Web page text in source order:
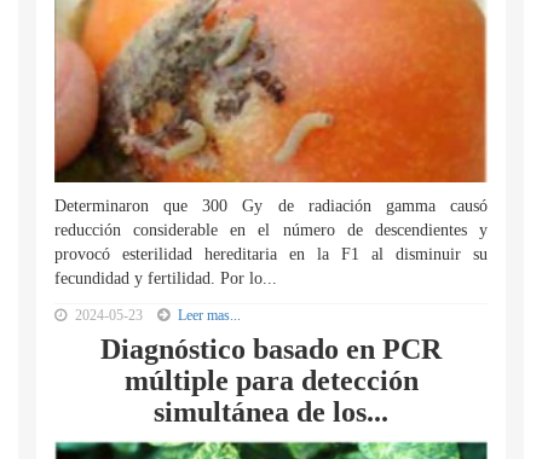
Determinaron que 300 Gy de radiación gamma causó
reducción considerable en el número de descendientes y
provocó esterilidad hereditaria en la F1 al disminuir su
fecundidad y fertilidad. Por lo...
2024-05-23 Leer mas...
Diagnóstico basado en PCR
múltiple para detección
simultánea de los...